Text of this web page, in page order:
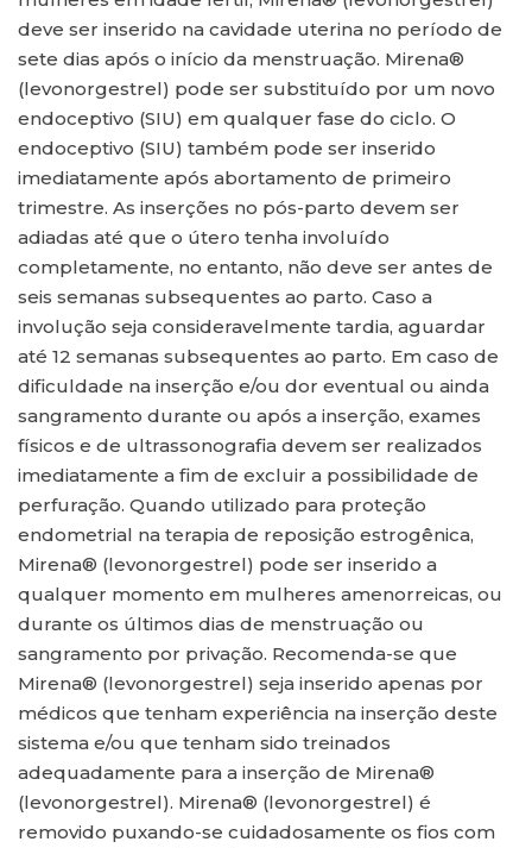
deve ser inserido na cavidade uterina no período de
sete dias após o início da menstruação. Mirena®
(levonorgestrel) pode ser substituído por um novo
endoceptivo (SIU) em qualquer fase do ciclo. O
endoceptivo (SIU) também pode ser inserido
imediatamente após abortamento de primeiro
trimestre. As inserções no pós-parto devem ser
adiadas até que o útero tenha involuído
completamente, no entanto, não deve ser antes de
seis semanas subsequentes ao parto. Caso a
involução seja consideravelmente tardia, aguardar
até 12 semanas subsequentes ao parto. Em caso de
dificuldade na inserção e/ou dor eventual ou ainda
sangramento durante ou após a inserção, exames
físicos e de ultrassonografia devem ser realizados
imediatamente a fim de excluir a possibilidade de
perfuração. Quando utilizado para proteção
endometrial na terapia de reposição estrogênica,
Mirena® (levonorgestrel) pode ser inserido a
qualquer momento em mulheres amenorreicas, ou
durante os últimos dias de menstruação ou
sangramento por privação. Recomenda-se que
Mirena® (levonorgestrel) seja inserido apenas por
médicos que tenham experiência na inserção deste
sistema e/ou que tenham sido treinados
adequadamente para a inserção de Mirena®
(levonorgestrel). Mirena® (levonorgestrel) é
removido puxando-se cuidadosamente os fios com